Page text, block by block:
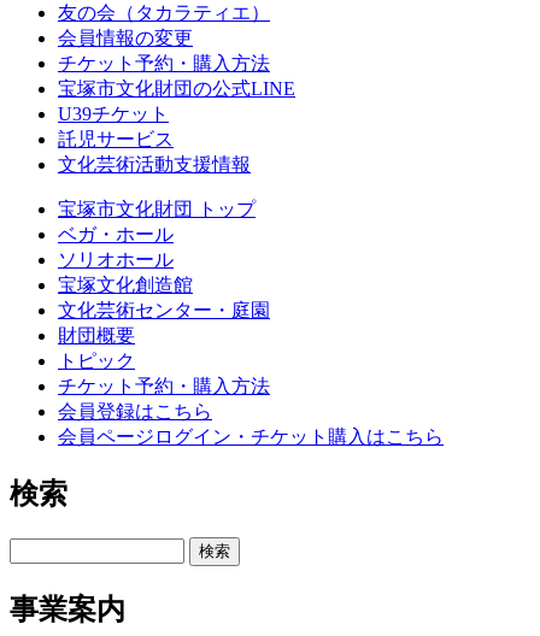
友の会（タカラティエ）
会員情報の変更
チケット予約・購入方法
宝塚市文化財団の公式LINE
U39チケット
託児サービス
文化芸術活動支援情報
宝塚市文化財団 トップ
ベガ・ホール
ソリオホール
宝塚文化創造館
文化芸術センター・庭園
財団概要
トピック
チケット予約・購入方法
会員登録はこちら
会員ページログイン・チケット購入はこちら
検索
検索
事業案内